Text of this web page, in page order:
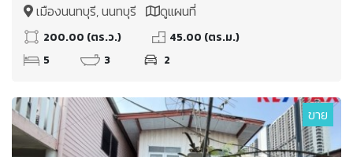
เมืองนนทบุรี, นนทบุรี
ดูแผนที่
200.00 (ตร.ว.)
45.00 (ตร.ม.)
5
3 2
ขาย